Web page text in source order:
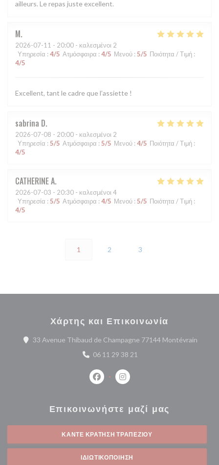
ailleurs. Le repas juste excellent.
M
2026-07-11 - 20:00 - καλεσμένοι 2
Υπηρεσία : 4/5 Ατμόσφαιρα : 4/5 Μενού : 5/5 Ποιότητα / Τιμή :
4/5
Excellent, tant le cadre que l’assiette !
sabrina D
2026-07-08 - 20:00 - καλεσμένοι 2
Υπηρεσία : 5/5 Ατμόσφαιρα : 5/5 Μενού : 4/5 Ποιότητα / Τιμή :
4/5
CATHERINEA
2026-07-03 - 20:30 - καλεσμένοι 4
Υπηρεσία : 5/5 Ατμόσφαιρα : 4/5 Μενού : 5/5 Ποιότητα / Τιμή :
4/5
1 2 3
Χάρτης και Επικοινωνία
33 Avenue Thibaud de Champagne 77144 Montévrain
06 11 29 38 21
Facebook ((ανοίγει σε νέο
Instagram ((ανοίγει σε νέο
Επικοινωνήστε μαζί μας
ΚΆΝΤΕ ΚΡΆΤΗΣΗ ΤΡΑΠΕΖΙΟΎ
ΙΔΙΩΤΙΚΟΠΟΊΗΣΗ